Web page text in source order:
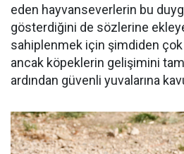
eden hayvanseverlerin bu
gösterdiğini de sözlerine
sahiplenmek için şimdiden çok
ancak köpeklerin gelişimini
ardından güvenli yuvalarına